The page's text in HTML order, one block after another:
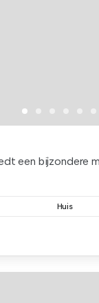
een bijzondere
Huis